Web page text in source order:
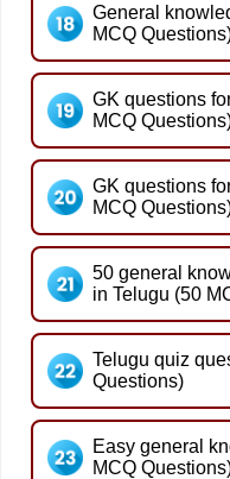
General
MCQ
GK questions
MCQ
GK questions
MCQ
50 general
in Telugu (50
Telugu quiz
Questions)
Easy general
MCQ